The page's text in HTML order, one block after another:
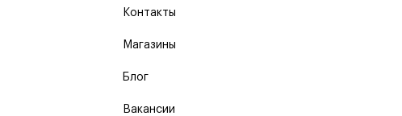
Контакты
Магазины
Блог
Вакансии